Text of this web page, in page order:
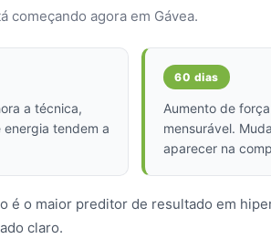
começando agora em Gávea.
a técnica,
tendem a
60 dias
Aumento de
mensurável.
aparecer na
é o maior preditor de resultado em
claro.